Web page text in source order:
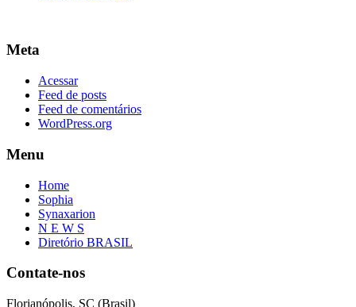
Meta
Acessar
Feed de posts
Feed de comentários
WordPress.org
Menu
Home
Sophia
Synaxarion
N E W S
Diretório BRASIL
Contate-nos
Florianópolis, SC (Brasil)